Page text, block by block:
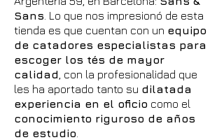
Sans . Lo que nos impresionó de esta
tienda es que cuentan con un equipo
de catadores especialistas para
escoger los tés de mayor
calidad , con la profesionalidad que
les ha aportado tanto su dilatada
experiencia en el oficio como el
conocimiento riguroso de años
de estudio